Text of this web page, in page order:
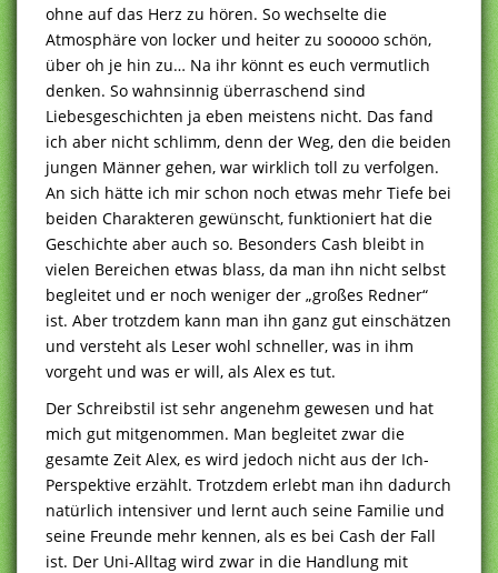
ohne auf das Herz zu hören. So wechselte die
Atmosphäre von locker und heiter zu sooooo schön,
über oh je hin zu… Na ihr könnt es euch vermutlich
denken. So wahnsinnig überraschend sind
Liebesgeschichten ja eben meistens nicht. Das fand
ich aber nicht schlimm, denn der Weg, den die beiden
jungen Männer gehen, war wirklich toll zu verfolgen.
An sich hätte ich mir schon noch etwas mehr Tiefe bei
beiden Charakteren gewünscht, funktioniert hat die
Geschichte aber auch so. Besonders Cash bleibt in
vielen Bereichen etwas blass, da man ihn nicht selbst
begleitet und er noch weniger der „großes Redner“
ist. Aber trotzdem kann man ihn ganz gut einschätzen
und versteht als Leser wohl schneller, was in ihm
vorgeht und was er will, als Alex es tut.
Der Schreibstil ist sehr angenehm gewesen und hat
mich gut mitgenommen. Man begleitet zwar die
gesamte Zeit Alex, es wird jedoch nicht aus der Ich-
Perspektive erzählt. Trotzdem erlebt man ihn dadurch
natürlich intensiver und lernt auch seine Familie und
seine Freunde mehr kennen, als es bei Cash der Fall
ist. Der Uni-Alltag wird zwar in die Handlung mit